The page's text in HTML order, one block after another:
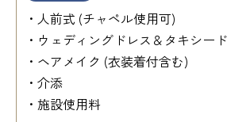
・人前式 (チャペル使用可)
・ウェディングドレス＆タキシー
・ヘアメイク (衣装着付含む)
・介添
・施設使用料